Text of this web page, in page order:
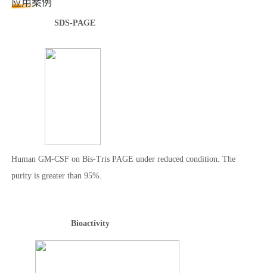
应用案例
SDS-PAGE
Human GM-CSF on Bis-Tris PAGE under reduced condition. The
purity is greater than 95%.
Bioactivity